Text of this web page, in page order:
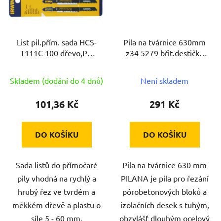
List pil.přím. sada HCS-
T111C 100 dřevo,PH
Skladem (dodání do 4 dnů)
101,36 Kč
DO KOŠÍKU
Sada listů do přímočaré
pily vhodná na rychlý a
hrubý řez ve tvrdém a
měkkém dřevě a plastu o
síle 5 - 60 mm.
Pila na tvárnice 630mm
z34 5279 břit.destičky
Není skladem
291 Kč
DO KOŠÍKU
Pila na tvárnice 630 mm
PILANA je pila pro řezání
pórobetonových bloků a
izolačních desek s tuhým,
obzvlášť dlouhým ocelový